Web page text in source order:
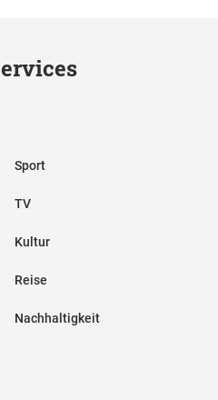
Sport
TV
Kultur
Reise
Nachhaltigkeit